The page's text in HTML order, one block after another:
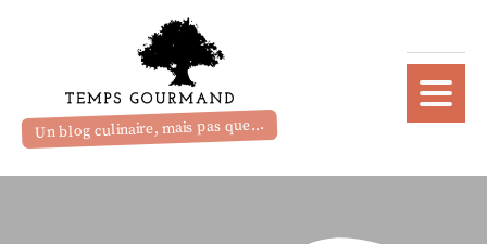
Un blog culinaire, mais pas que...